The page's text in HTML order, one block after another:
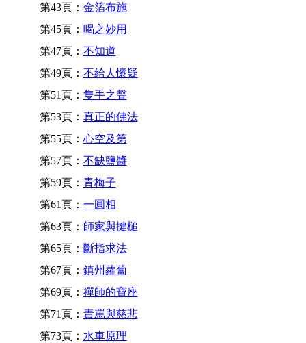
第43頁： 金箔布施
第45頁： 喝之妙用
第47頁： 不知道
第49頁： 不給人懷疑
第51頁： 隻手之聲
第53頁： 真正的佛法
第55頁： 心空及第
第57頁： 不缺鹽醬
第59頁： 青梅子
第61頁： 一圓相
第63頁： 師家與揵槌
第65頁： 斷指求法
第67頁： 鎮州蘿蔔
第69頁： 禪師的寶座
第71頁： 責罵與慈悲
第73頁： 水車原理